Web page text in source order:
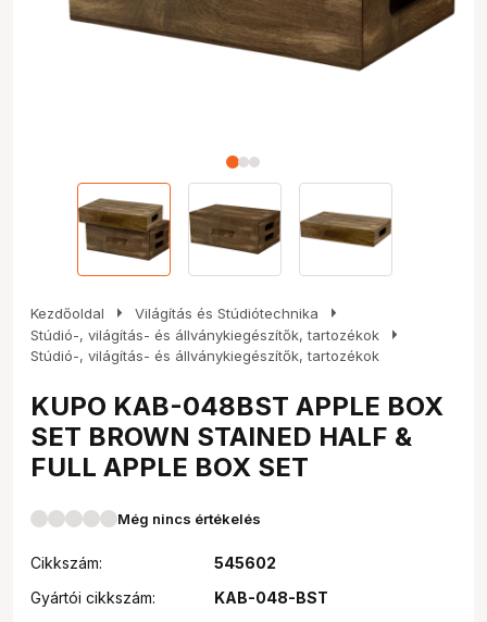
Kezdőoldal arrow_right Világítás és Stúdiótechnika arrow_right
Stúdió-, világítás- és állványkiegészítők, tartozékok arrow_right
Stúdió-, világítás- és állványkiegészítők, tartozékok
KUPO KAB-048BST APPLE BOX
SET BROWN STAINED HALF &
FULL APPLE BOX SET
Még nincs értékelés
Cikkszám:
545602
Gyártói cikkszám:
KAB-048-BST